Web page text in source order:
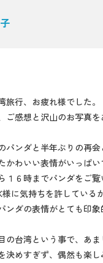
旅行、お疲れ様でした。
ご感想と沢山のお写真
パンダと半年ぶりの再会
かわいい表情がいっぱ
１６時までパンダをご覧
様に気持ちを許している
ンダの表情がとても印象
の台湾という事で、あま
決めすぎず、偶然も楽し